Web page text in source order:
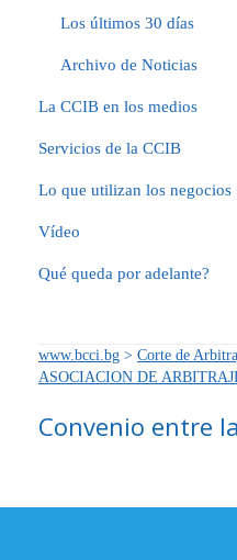
Los últimos 30 días
Archivo de Noticias
La CCIB en los medios
Servicios de la CCIB
Lo que utilizan los negocios
Vídeo
Qué queda por adelante?
www.bcci.bg > Corte de
ASOCIACION DE
Convenio entre la